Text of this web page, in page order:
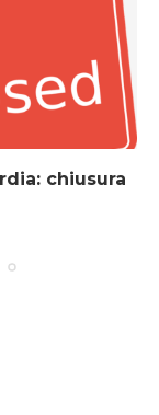
chiusura